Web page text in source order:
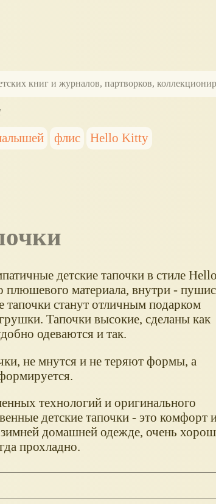
книг и журналов, партворков,
флис
Hello Kitty
детские тапочки в стиле Hello
плюшевого материала, внутри -
тапочки станут отличным подарком
Тапочки высокие, сделаны как
одеваются и так.
не мнутся и не теряют формы, а
технологий и оригинального
детские тапочки - это комфорт
домашней одежде, очень
прохладно.